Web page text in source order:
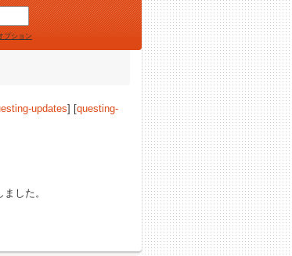
プション
updates] [questing-
した。